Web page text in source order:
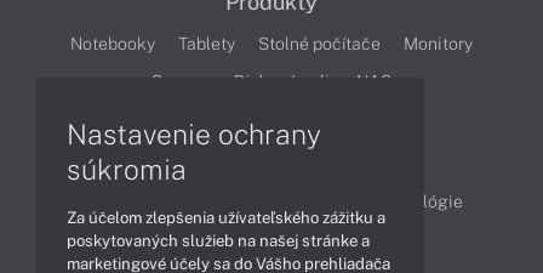
Notebooky Tablety Stolné počítače
Monitory
Servery
Diskové polia a NAS
Technológie
Videá
Nastavenie ochrany
súkromia
Za účelom zlepšenia užívateľského zážitku a
poskytovaných služieb na našej stránke a
marketingové účely sa do Vášho prehliadača